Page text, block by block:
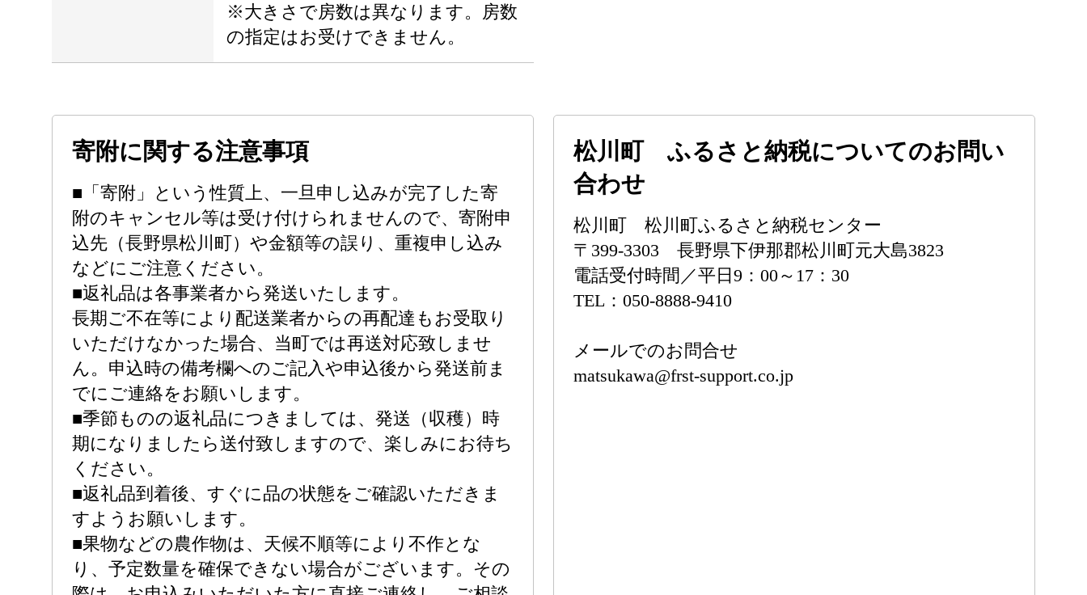
※大きさで房数は異なります。房数
の指定はお受けできません。
寄附に関する注意事項
■「寄附」という性質上、一旦申し込みが完了した寄
附のキャンセル等は受け付けられませんので、寄附申
込先（長野県松川町）や金額等の誤り、重複申し込み
などにご注意ください。
■返礼品は各事業者から発送いたします。
長期ご不在等により配送業者からの再配達もお受取り
いただけなかった場合、当町では再送対応致しませ
ん。申込時の備考欄へのご記入や申込後から発送前ま
でにご連絡をお願いします。
■季節ものの返礼品につきましては、発送（収穫）時
期になりましたら送付致しますので、楽しみにお待ち
ください。
■返礼品到着後、すぐに品の状態をご確認いただきま
すようお願いします。
■果物などの農作物は、天候不順等により不作とな
り、予定数量を確保できない場合がございます。その
松川町 ふるさと納税についてのお問い
合わせ
松川町 松川町ふるさと納税センター
〒399-3303 長野県下伊那郡松川町元大島3823
電話受付時間／平日9：00～17：30
TEL：050-8888-9410
メールでのお問合せ
matsukawa@frst-support.co.jp